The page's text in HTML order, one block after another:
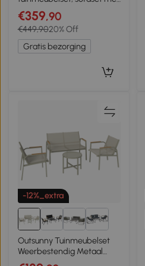
2 tweezitsbanken, stoel
zonder armleuningen en
salontafel, voor balkon,
khaki
€359,90
€449,9020% Off
Gratis bezorging
-12%_extra
Outsunny Tuinmeubelset
Weerbestendig Metaal
Zitgroep voor 4 Personen